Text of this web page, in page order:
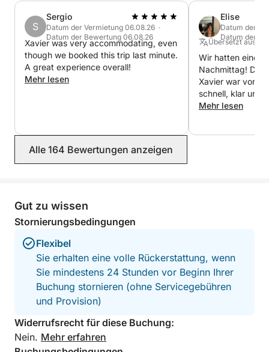
Der Treibstoff für die Lérins-Inseln ist inklusive. Für
alle weiteren Fahrten wird der Verbrauch berechnet.
Segelgebiet: vom Esterel-Massiv bis zum Cap
d'Antibes, inklusive der Bucht von Cannes und den
online bezahlen oder die Bootsmiete online und den
Skipper am Miettag in bar.
S
Sergio
Datum der Vermietung 06.08.26 ·
Datum der Bewertung 06.08.26
Xavier was very accommodating, even
though we booked this trip last minute.
A great experience overall!
Mehr lesen
Elise
Datum der
Datum der
Übersetzt aus
Wir hatten einen
Nachmittag! Die
Xavier war von
schnell, klar und
Das Boot war
Xaviers Dienste
Besuch in
Anspruch
Mehr lesen
Alle 164 Bewertungen anzeigen
Gut zu wissen
Stornierungsbedingungen
Flexibel
Sie erhalten eine volle Rückerstattung, wenn
Sie mindestens 24 Stunden vor Beginn Ihrer
Buchung stornieren (ohne Servicegebühren
und Provision)
Widerrufsrecht für diese Buchung:
Nein. Mehr erfahren